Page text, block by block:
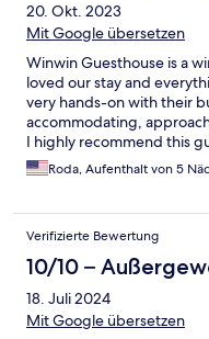
20. Okt. 2023
Mit Google übersetzen
Winwin Guesthouse is a
loved our stay and
very hands-on with their
accommodating,
I highly recommend this
near everything and easily
will definitely come back
Roda, Aufenthalt von 5
Verifizierte Bewertung
10/10 –
18. Juli 2024
Mit Google übersetzen